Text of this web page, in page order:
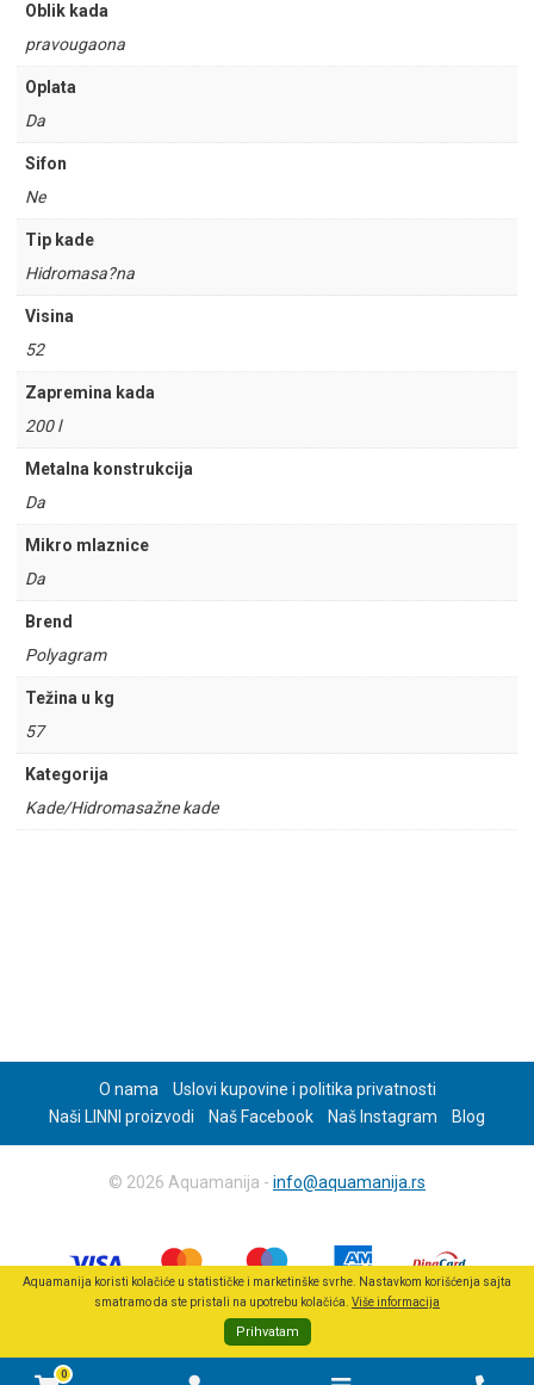
0
Oblik kada
pravougaona
Oplata
Da
Sifon
Ne
Tip kade
Hidromasa?na
Visina
52
Zapremina kada
200 l
Metalna konstrukcija
Da
Mikro mlaznice
Da
Brend
Polyagram
Težina u kg
57
Kategorija
Kade/Hidromasažne kade
O nama
Uslovi kupovine i politika privatnosti
Naši LINNI proizvodi
Naš Facebook Naš Instagram Blog
© 2026 Aquamanija - info@aquamanija.rs
Aquamanija koristi kolačiće u statističke i marketinške svrhe. Nastavkom korišćenja sajta
smatramo da ste pristali na upotrebu kolačića. Više informacija
Prihvatam